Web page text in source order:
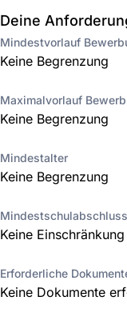
Deine
Mindestvorlauf
Keine Begrenzung
Maximalvorlauf
Keine Begrenzung
Mindestalter
Keine Begrenzung
Mindestschulabschluss
Keine Einschränkung
Erforderliche
Keine Dokumente